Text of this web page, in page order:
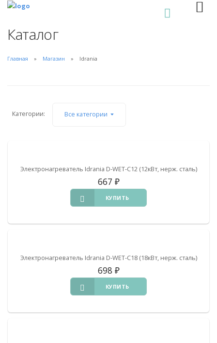
Каталог
Главная Магазин Idrania
Категории: Все категории
Электронагреватель Idrania D-WET-C12 (12кВт, нерж. сталь)
667 ₽
КУПИТЬ
Электронагреватель Idrania D-WET-C18 (18кВт, нерж. сталь)
698 ₽
КУПИТЬ